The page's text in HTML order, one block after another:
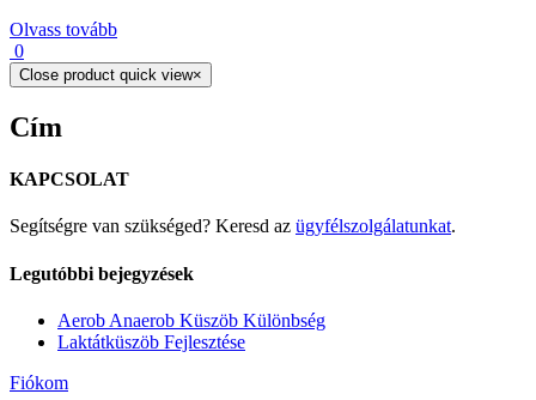
Olvass tovább
0
Close product quick view×
Cím
KAPCSOLAT
Segítségre van szükséged? Keresd az ügyfélszolgálatunkat.
Legutóbbi bejegyzések
Aerob Anaerob Küszöb Különbség
Laktátküszöb Fejlesztése
Fiókom